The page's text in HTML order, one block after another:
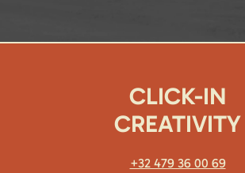
CLICK-IN
CREATIVITY
+32 479 36 00 69